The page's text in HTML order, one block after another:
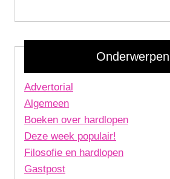
Onderwerpen
Advertorial
Algemeen
Boeken over hardlopen
Deze week populair!
Filosofie en hardlopen
Gastpost